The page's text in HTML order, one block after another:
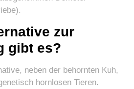
zur
gibt es?
neben der behornten Kuh,
hornlosen Tieren.